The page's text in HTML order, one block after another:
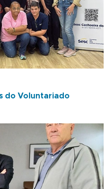
do Voluntariado